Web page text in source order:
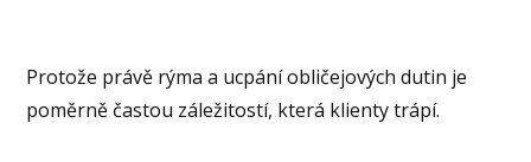
Protože právě rýma a ucpání obličejových dutin je
poměrně častou záležitostí, která klienty trápí.